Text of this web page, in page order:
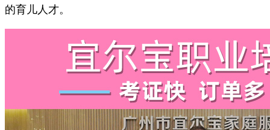
的育儿人才。